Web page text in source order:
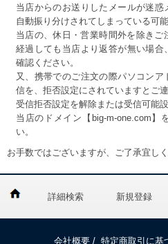
当店からのお送りしたメールが迷
自動振り分けされてしまっている可
当店の、休日・営業時間外を除き
経過しても当店より返答が無い場
確認ください。
又、携帯でのご注文の際パソコン
信を、拒否設定にされていますとご
受信拒否設定を解除または受信可能
当店のドメイン【big-m-one.com】
い。
お手数ではございますが、ご了承宜し
詳細検索 新規登録
会社概要 / 特定商取引に基